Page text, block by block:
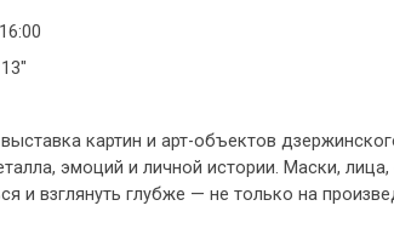
картин и арт-объектов
эмоций и личной истории. Маски,
и взглянуть глубже — не только на